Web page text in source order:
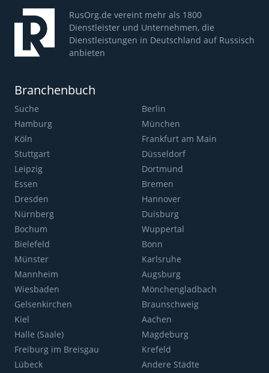
RusOrg.de vereint mehr als 1800
Dienstleister und Unternehmen, die
Dienstleistungen in Deutschland auf Russisch
anbieten
Branchenbuch
Suche
Berlin
Hamburg
München
Köln
Frankfurt am Main
Stuttgart
Düsseldorf
Leipzig
Dortmund
Essen
Bremen
Dresden
Hannover
Nürnberg
Duisburg
Bochum
Wuppertal
Bielefeld
Bonn
Münster
Karlsruhe
Mannheim
Augsburg
Wiesbaden
Mönchengladbach
Gelsenkirchen
Braunschweig
Kiel
Aachen
Halle (Saale)
Magdeburg
Freiburg im Breisgau
Krefeld
Lübeck
Andere Städte